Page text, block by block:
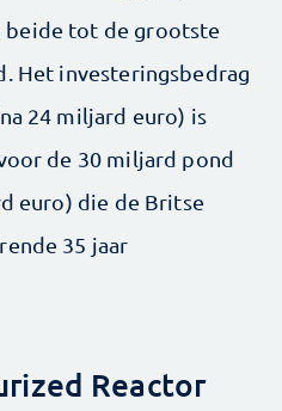
beide tot de grootste
Het investeringsbedrag
24 miljard euro) is
de 30 miljard pond
euro) die de Britse
35 jaar
Reactor